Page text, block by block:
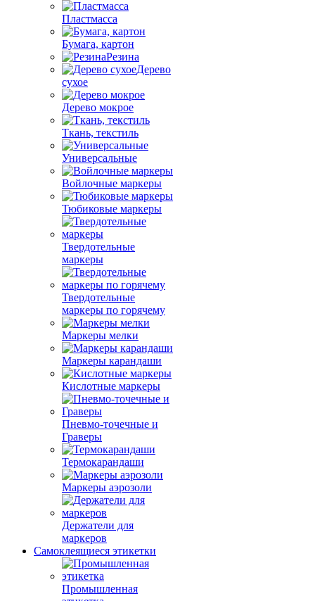
Пластмасса
Бумага, картон
Резина
Дерево
сухое
Дерево мокрое
Ткань, текстиль
Универсальные
Войлочные маркеры
Тюбиковые маркеры
Твердотельные
маркеры
Твердотельные
маркеры по горячему
Маркеры мелки
Маркеры карандаши
Кислотные маркеры
Пневмо-точечные и
Граверы
Термокарандаши
Маркеры аэрозоли
Держатели для
маркеров
Самоклеящиеся этикетки
Промышленная